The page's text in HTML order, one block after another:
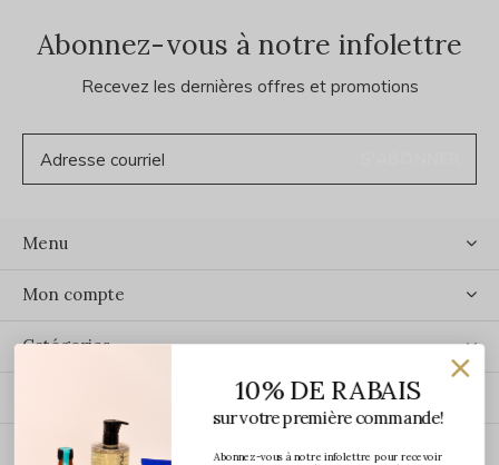
Abonnez-vous à notre infolettre
Recevez les dernières offres et promotions
Menu
Mon compte
Catégories
10% DE RABAIS
sur votre première commande!
Abonnez-vous à notre infolettre pour recevoir